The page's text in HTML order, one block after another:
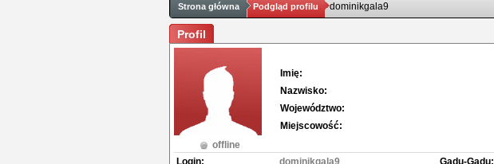
Strona główna Podgląd profilu dominikgala9
Profil
offline
Imię:
Nazwisko:
Województwo:
Miejscowość:
Login:
dominikgala9
Gadu-Gadu: